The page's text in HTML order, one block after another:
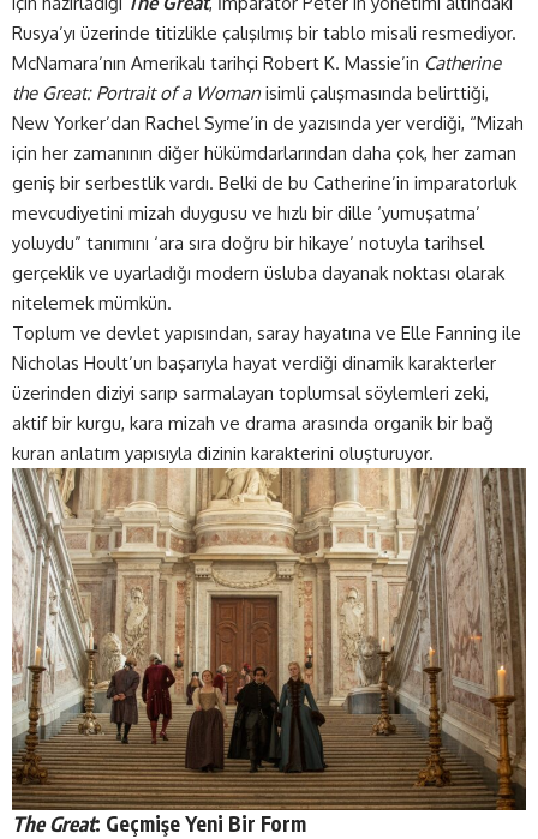
Rusya’yı üzerinde titizlikle çalışılmış bir tablo misali resmediyor.
McNamara’nın Amerikalı tarihçi Robert K. Massie’in Catherine
the Great: Portrait of a Woman isimli çalışmasında belirttiği,
New Yorker’dan Rachel Syme’in de yazısında yer verdiği, “Mizah
için her zamanının diğer hükümdarlarından daha çok, her zaman
geniş bir serbestlik vardı. Belki de bu Catherine’in imparatorluk
mevcudiyetini mizah duygusu ve hızlı bir dille ‘yumuşatma’
yoluydu” tanımını ‘ara sıra doğru bir hikaye’ notuyla tarihsel
gerçeklik ve uyarladığı modern üsluba dayanak noktası olarak
nitelemek mümkün.
Toplum ve devlet yapısından, saray hayatına ve Elle Fanning ile
Nicholas Hoult’un başarıyla hayat verdiği dinamik karakterler
üzerinden diziyi sarıp sarmalayan toplumsal söylemleri zeki,
aktif bir kurgu, kara mizah ve drama arasında organik bir bağ
kuran anlatım yapısıyla dizinin karakterini oluşturuyor.
The Great: Geçmişe Yeni Bir Form